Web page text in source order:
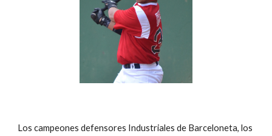
Los campeones defensores Industriales de Barceloneta, los